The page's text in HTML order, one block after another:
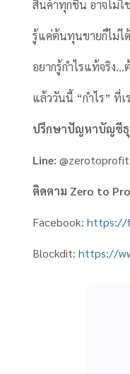
สินค้าทุกชิ้น อาจไม่
รู้แค่ต้นทุนขายก็ไม่ได้
อยากรู้กำไรแท้จริง…
แล้ววันนี้ “กำไร” ที่
ปรึกษาปัญหาบัญชีธุ
Line:
ติดตาม Zero to
Facebook: https://
Blockdit: https://